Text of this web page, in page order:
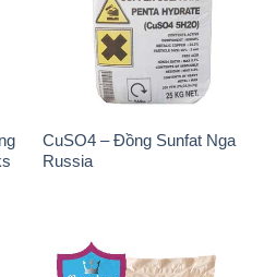
CuSO4 – Đồng Sunfat Nga
Russia